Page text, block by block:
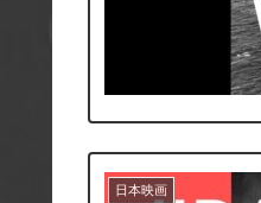
日本映画